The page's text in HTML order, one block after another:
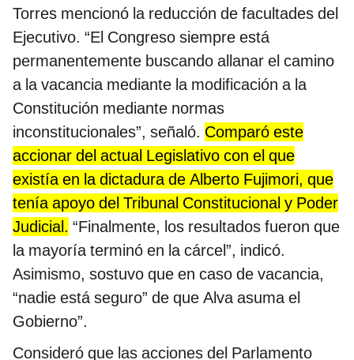
Torres mencionó la reducción de facultades del
Ejecutivo. “El Congreso siempre está
permanentemente buscando allanar el camino
a la vacancia mediante la modificación a la
Constitución mediante normas
inconstitucionales”, señaló. Comparó este
accionar del actual Legislativo con el que
existía en la dictadura de Alberto Fujimori, que
tenía apoyo del Tribunal Constitucional y Poder
Judicial. “Finalmente, los resultados fueron que
la mayoría terminó en la cárcel”, indicó.
Asimismo, sostuvo que en caso de vacancia,
“nadie está seguro” de que Alva asuma el
Gobierno”.
Consideró que las acciones del Parlamento